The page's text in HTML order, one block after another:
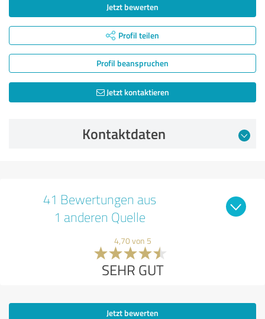
Jetzt bewerten
Profil teilen
Profil beanspruchen
Jetzt kontaktieren
Kontaktdaten
41 Bewertungen aus
1 anderen Quelle
4,70 von 5
SEHR GUT
Jetzt bewerten